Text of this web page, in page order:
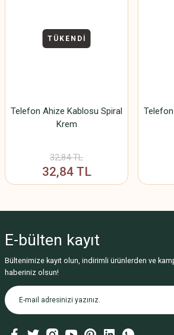
TÜKENDİ
Telefon Ahize Kablosu Spiral
Krem
32,84 TL
32,84 TL
E-bülten kayıt
Bültenimize kayıt olun, indirimli ürünlerden ve
haberiniz olsun!